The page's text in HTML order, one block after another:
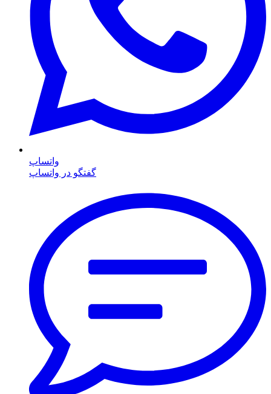
واتساپ
گفتگو در واتساپ